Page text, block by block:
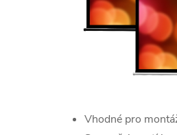
Vhodné pro